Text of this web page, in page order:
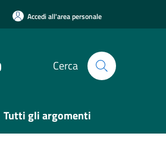
Accedi all'area personale
Cerca
Tutti gli argomenti